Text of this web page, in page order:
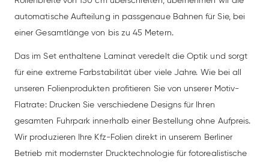
automatische Aufteilung in passgenaue Bahnen für Sie, bei
einer Gesamtlänge von bis zu 45 Metern.
Das im Set enthaltene Laminat veredelt die Optik und sorgt
für eine extreme Farbstabilität über viele Jahre. Wie bei all
unseren Folienprodukten profitieren Sie von unserer Motiv-
Flatrate: Drucken Sie verschiedene Designs für Ihren
gesamten Fuhrpark innerhalb einer Bestellung ohne Aufpreis.
Wir produzieren Ihre Kfz-Folien direkt in unserem Berliner
Betrieb mit modernster Drucktechnologie für fotorealistische